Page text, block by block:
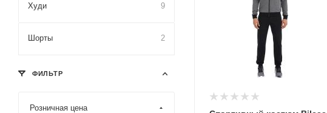
Худи 9
Шорты 2
ФИЛЬТР
Розничная цена